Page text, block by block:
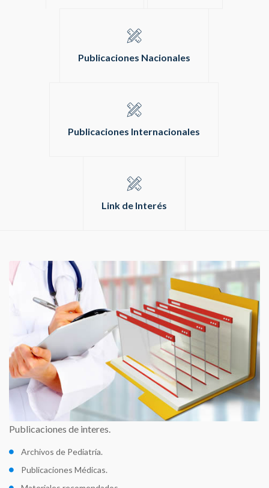
Publicaciones Nacionales
Publicaciones Internacionales
Link de Interés
Publicaciones de interes.
Archivos de Pediatría.
Publicaciones Médicas.